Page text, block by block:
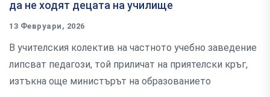
да не ходят децата на училище
13 Февруари, 2026
В учителския колектив на частното учебно заведение
липсват педагози, той приличат на приятелски кръг,
изтъкна още министърът на образованието